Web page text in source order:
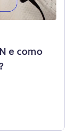
e como